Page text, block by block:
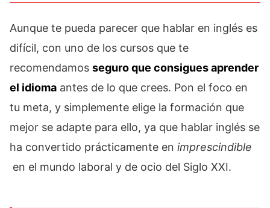
Aunque te pueda parecer que hablar en inglés es
difícil, con uno de los cursos que te
recomendamos seguro que consigues aprender
el idioma antes de lo que crees. Pon el foco en
tu meta, y simplemente elige la formación que
mejor se adapte para ello, ya que hablar inglés se
ha convertido prácticamente en imprescindible
en el mundo laboral y de ocio del Siglo XXI.